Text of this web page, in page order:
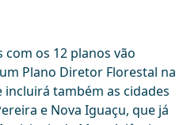
os 12 planos vão
Plano Diretor Florestal na
também as cidades
e Nova Iguaçu, que já